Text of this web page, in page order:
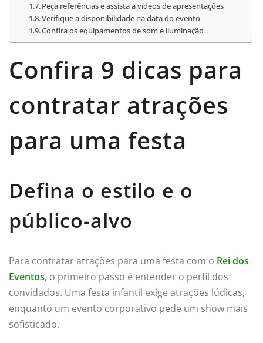
Peça referências e assista a vídeos de apresentações
Verifique a disponibilidade na data do evento
Confira os equipamentos de som e iluminação
Confira 9 dicas para
contratar atrações
para uma festa
Defina o estilo e o
público-alvo
Para contratar atrações para uma festa com o Rei dos
Eventos, o primeiro passo é entender o perfil dos
convidados. Uma festa infantil exige atrações lúdicas,
enquanto um evento corporativo pede um show mais
sofisticado.